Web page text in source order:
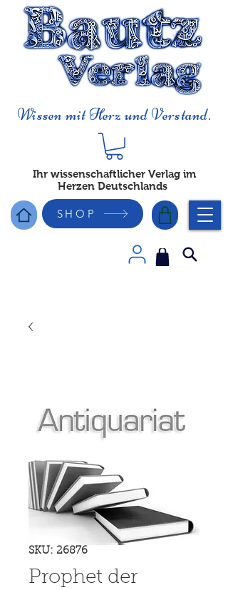
Wissen mit Herz und Verstand.
Ihr wissenschaftlicher Verlag im
Herzen Deutschlands
SHOP
SKU: 26876
Prophet der